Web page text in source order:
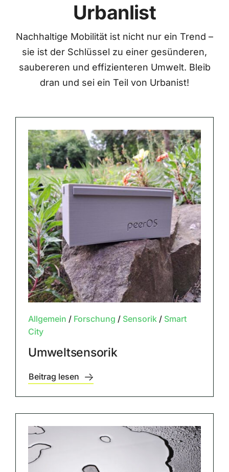
Urbanlist
Nachhaltige Mobilität ist nicht nur ein Trend –
sie ist der Schlüssel zu einer gesünderen,
saubereren und effizienteren Umwelt. Bleib
dran und sei ein Teil von Urbanist!
Allgemein / Forschung / Sensorik/ Smart
City
Umweltsensorik
Beitrag lesen